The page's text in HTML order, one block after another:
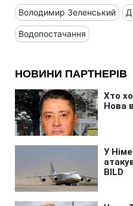
Володимир Зеленський
Водопостачання